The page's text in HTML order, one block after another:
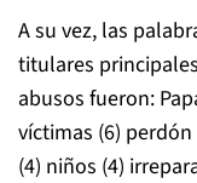
A su vez, las
titulares
abusos fueron:
víctimas (6) perdón
(4) niños (4)